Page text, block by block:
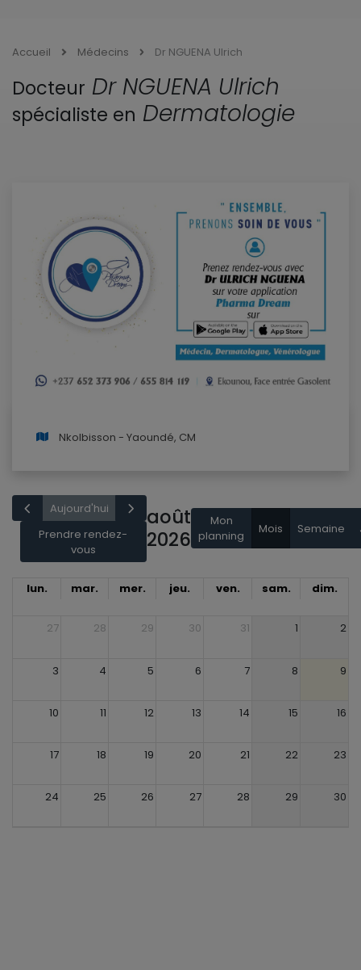
Accueil Médecins Dr NGUENA Ulrich
Docteur Dr NGUENA Ulrich
spécialiste en Dermatologie
Nkolbisson - Yaoundé, CM
Aujourd'hui
Prendre rendez-
vous
août
2026
Mon
planning
Mois Semaine
lun. mar. mer. jeu. ven. sam. dim.
27 28 29 30 31 1 2
3 4 5 6 7 8 9
10 11 12 13 14 15 16
17 18 19 20 21 22 23
24 25 26 27 28 29 30